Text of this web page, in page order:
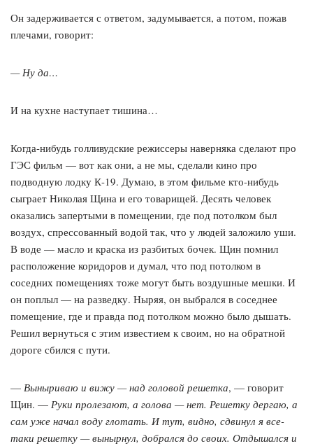
Он задерживается с ответом, задумывается, а потом, пожав
плечами, говорит:
— Ну да…
И на кухне наступает тишина…
Когда-нибудь голливудские режиссеры наверняка сделают про
ГЭС фильм — вот как они, а не мы, сделали кино про
подводную лодку К-19. Думаю, в этом фильме кто-нибудь
сыграет Николая Щина и его товарищей. Десять человек
оказались запертыми в помещении, где под потолком был
воздух, спрессованный водой так, что у людей заложило уши.
В воде — масло и краска из разбитых бочек. Щин помнил
расположение коридоров и думал, что под потолком в
соседних помещениях тоже могут быть воздушные мешки. И
он поплыл — на разведку. Ныряя, он выбрался в соседнее
помещение, где и правда под потолком можно было дышать.
Решил вернуться с этим известием к своим, но на обратной
дороге сбился с пути.
— Выныриваю и вижу — над головой решетка, — говорит
Щин. — Руки пролезают, а голова — нет. Решетку дергаю, а
сам уже начал воду глотать. И тут, видно, сдвинул я все-
таки решетку — вынырнул, добрался до своих. Отдышался и